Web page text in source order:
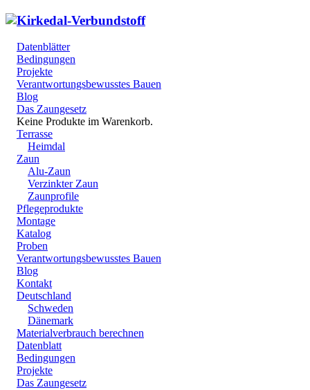
Datenblätter
Bedingungen
Projekte
Verantwortungsbewusstes Bauen
Blog
Das Zaungesetz
Keine Produkte im Warenkorb.
Terrasse
Heimdal
Zaun
Alu-Zaun
Verzinkter Zaun
Zaunprofile
Pflegeprodukte
Montage
Katalog
Proben
Verantwortungsbewusstes Bauen
Blog
Kontakt
Deutschland
Schweden
Dänemark
Materialverbrauch berechnen
Datenblatt
Bedingungen
Projekte
Das Zaungesetz